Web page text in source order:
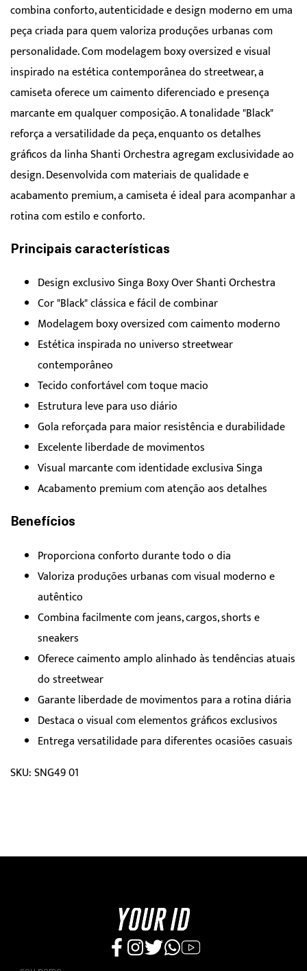
combina conforto, autenticidade e design moderno em uma
peça criada para quem valoriza produções urbanas com
personalidade. Com modelagem boxy oversized e visual
inspirado na estética contemporânea do streetwear, a
camiseta oferece um caimento diferenciado e presença
marcante em qualquer composição. A tonalidade "Black"
reforça a versatilidade da peça, enquanto os detalhes
gráficos da linha Shanti Orchestra agregam exclusividade ao
design. Desenvolvida com materiais de qualidade e
acabamento premium, a camiseta é ideal para acompanhar a
rotina com estilo e conforto.
Principais características
Design exclusivo Singa Boxy Over Shanti Orchestra
Cor "Black" clássica e fácil de combinar
Modelagem boxy oversized com caimento moderno
Estética inspirada no universo streetwear
contemporâneo
Tecido confortável com toque macio
Estrutura leve para uso diário
Gola reforçada para maior resistência e durabilidade
Excelente liberdade de movimentos
Visual marcante com identidade exclusiva Singa
Acabamento premium com atenção aos detalhes
Benefícios
Proporciona conforto durante todo o dia
Valoriza produções urbanas com visual moderno e
autêntico
Combina facilmente com jeans, cargos, shorts e
sneakers
Oferece caimento amplo alinhado às tendências atuais
do streetwear
Garante liberdade de movimentos para a rotina diária
Destaca o visual com elementos gráficos exclusivos
Entrega versatilidade para diferentes ocasiões casuais
SKU: SNG49 01